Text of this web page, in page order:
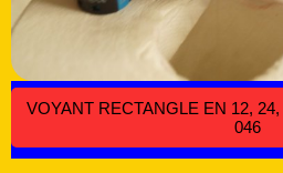
VOYANT RECTANGLE EN 12,
046